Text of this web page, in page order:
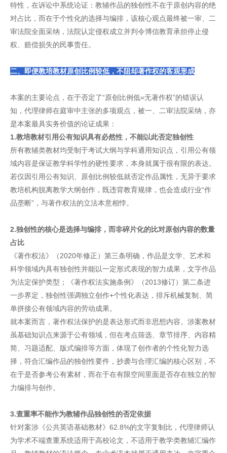
特性，在诉讼中系统论证：教辅作品的独创性不在于原创内容的绝
对占比，而在于个性化的选择与编排，该核心观点最终被一审、二
审法院全面采纳，法院认定侵权成立并判令博信教育承担停止侵
权、赔偿损失的民事责任。
二、即便教培教材原创比例较低，不阻却著作权的客观形成
本案的主要论点，在于否定了“原创比例低=无著作权”的错误认
知，代理律师在庭审中主张的多项观点，被一、二审法院采纳，亦
是本案最具实务价值的论证成果：
1.教培教材引用公有知识具有必然性，不能以此否定独创性
所有教辅类教材均受制于考试大纲与学科通用知识点，引用公有领
域内容是保证教学科学性的硬性要求，本身就属于很有限的表达。
若仅因引用公有知识、原创比例较低就否定作品属性，无异于要求
教培机构脱离教学大纲创作，既违背教育规律，也会造成行业“作
品垄断”，与著作权法的立法本意相悖。
2.独创性的核心是选择与编排，而非碎片化的比对原创内容的数量
占比
《著作权法》（2020年修正）第三条明确，作品是文学、艺术和
科学领域内具有独创性并能以一定形式表现的智力成果，文字作品
为法定保护类型；《著作权法实施条例》（2013修订）第二条进
一步界定，独创性强调独立创作+个性化表达，排斥机械复制、简
单拼接公有领域内容的劳动成果。
就本案而言，著作权法保护的是表达形式而非思想内容。涉案教材
虽基础知识点来源于公有领域，但在考点筛选、章节排序、内容精
简、习题适配、版式编排等方面，体现了创作者的个性化智力选
择，符合汇编作品的独创性要件，抄袭与合理汇编的核心区别，不
在于是否参考公有素材，而在于在有限空间里面是否存在独立的智
力编排与创作。
3.查重率不能作为教辅作品独创性的否定依据
针对案涉《公共英语基础教材》62.8%的文字复制比，代理律师认
为学术不端查重系统适用于高校论文，不适用于教学类教辅汇编作